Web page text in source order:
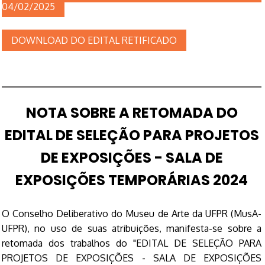
04/02/2025
DOWNLOAD DO EDITAL RETIFICADO
NOTA SOBRE A RETOMADA DO
EDITAL DE SELEÇÃO PARA PROJETOS
DE EXPOSIÇÕES - SALA DE
EXPOSIÇÕES TEMPORÁRIAS 2024
O Conselho Deliberativo do Museu de Arte da UFPR (MusA-
UFPR), no uso de suas atribuições, manifesta-se sobre a
retomada dos trabalhos do "EDITAL DE SELEÇÃO PARA
PROJETOS DE EXPOSIÇÕES - SALA DE EXPOSIÇÕES